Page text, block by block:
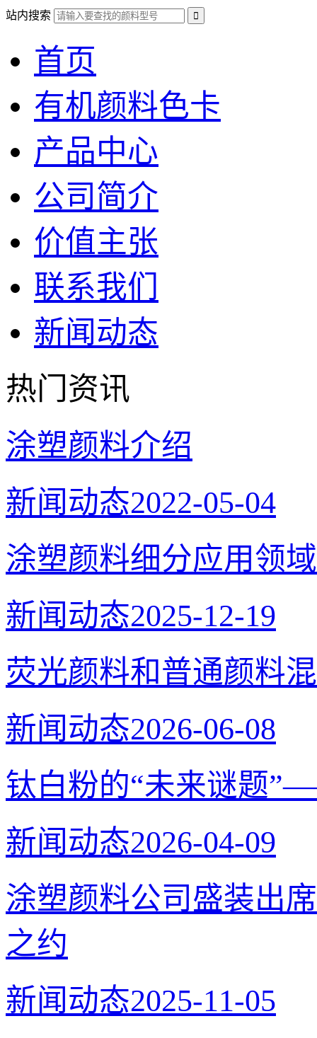
站内搜索
首页
有机颜料色卡
产品中心
公司简介
价值主张
联系我们
新闻动态
热门资讯
涂塑颜料介绍
新闻动态2022-05-04
涂塑颜料细分应用领域
新闻动态2025-12-19
荧光颜料和普通颜料
新闻动态2026-06-08
钛白粉的“未来谜题
新闻动态2026-04-09
涂塑颜料公司盛装出
之约
新闻动态2025-11-05